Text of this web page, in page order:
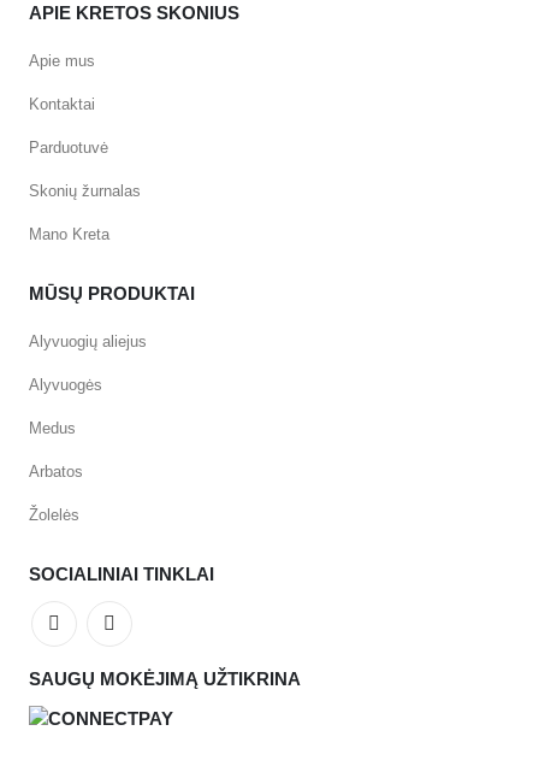
APIE KRETOS SKONIUS
Apie mus
Kontaktai
Parduotuvė
Skonių žurnalas
Mano Kreta
MŪSŲ PRODUKTAI
Alyvuogių aliejus
Alyvuogės
Medus
Arbatos
Žolelės
SOCIALINIAI TINKLAI
SAUGŲ MOKĖJIMĄ UŽTIKRINA